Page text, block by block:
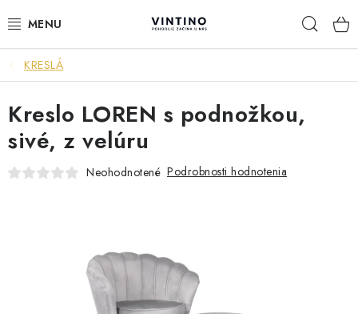
na
NÁBYTOK
VÝPREDAJ
ZÁVESNÉ HOJDACIE KRESLÁ
JEDÁLENSKÉ STOLIČKY
KRESLÁ
Kreslo LOREN s podnožkou,
sivé, z velúru
Neohodnotené Podrobnosti hodnotenia